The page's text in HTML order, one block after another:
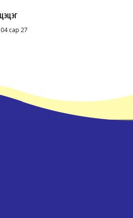
сар 27